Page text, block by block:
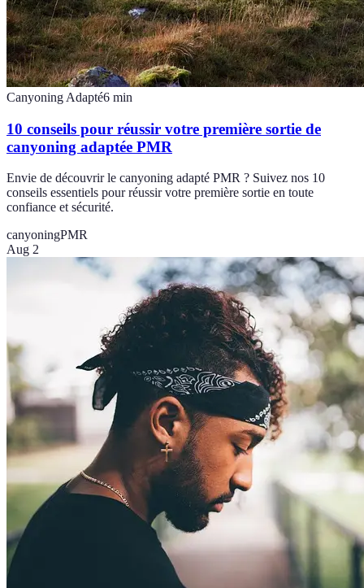
Canyoning Adapté6 min
10 conseils pour réussir votre première sortie de
canyoning adaptée PMR
Envie de découvrir le canyoning adapté PMR ? Suivez nos 10
conseils essentiels pour réussir votre première sortie en toute
confiance et sécurité.
canyoningPMR
Aug 2